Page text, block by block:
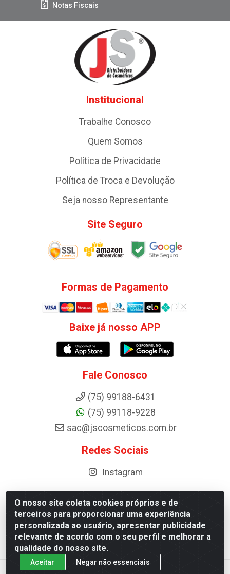
O nosso site coleta cookies próprios e de
terceiros para proporcionar uma experiência
personalizada ao usuário, apresentar publicidade
relevante de acordo com o seu perfil e melhorar a
qualidade do nosso site.
Aceitar Negar não essenciais
Notas Fiscais
Institucional
Trabalhe Conosco
Quem Somos
Política de Privacidade
Política de Troca e Devolução
Seja nosso Representante
Site Seguro
Formas de Pagamento
Baixe já nosso APP
Fale Conosco
(75) 99188-6431
(75) 99118-9228
sac@jscosmeticos.com.br
Redes Sociais
Instagram
Distribuidora de Cosméticos Antoneto LTDA - BA-052,
km 87 - Industrial, Ipirá - BA, 44600-000 - CNPJ
10.984.107/0001-75